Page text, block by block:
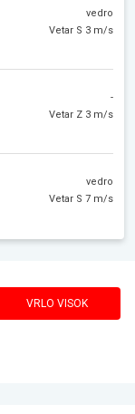
vedro
Vetar S 3 m/s
-
Vetar Z 3 m/s
vedro
Vetar S 7 m/s
VRLO VISOK